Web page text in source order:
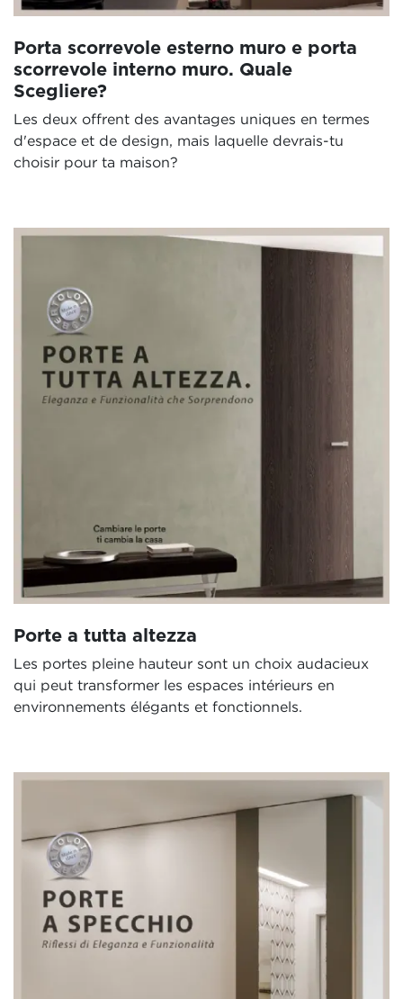
Porta scorrevole esterno muro e porta
scorrevole interno muro. Quale
Scegliere?
Les deux offrent des avantages uniques en termes
d'espace et de design, mais laquelle devrais-tu
choisir pour ta maison?
Porte a tutta altezza
Les portes pleine hauteur sont un choix audacieux
qui peut transformer les espaces intérieurs en
environnements élégants et fonctionnels.